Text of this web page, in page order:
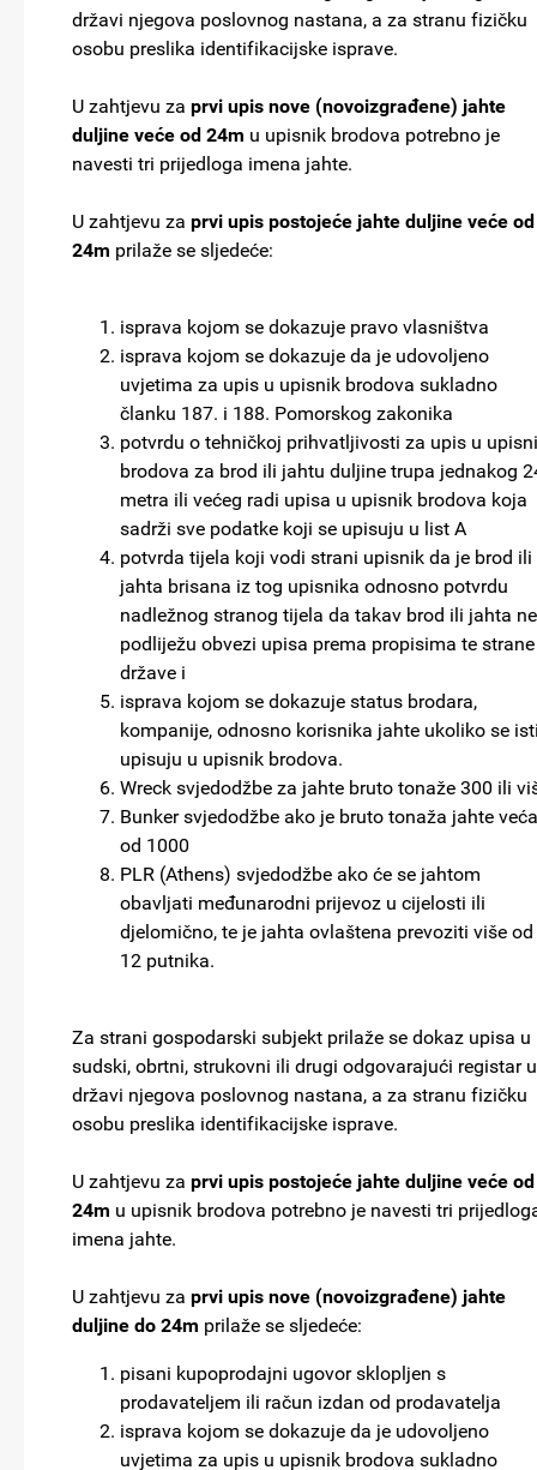
državi njegova poslovnog nastana, a za stranu fizičku
osobu preslika identifikacijske isprave.
U zahtjevu za prvi upis nove (novoizgrađene) jahte
duljine veće od 24m u upisnik brodova potrebno je
navesti tri prijedloga imena jahte.
U zahtjevu za prvi upis postojeće jahte duljine veće od
24m prilaže se sljedeće:
isprava kojom se dokazuje pravo vlasništva
isprava kojom se dokazuje da je udovoljeno
uvjetima za upis u upisnik brodova sukladno
članku 187. i 188. Pomorskog zakonika
potvrdu o tehničkoj prihvatljivosti za upis u
brodova za brod ili jahtu duljine trupa jednakog
metra ili većeg radi upisa u upisnik brodova koja
sadrži sve podatke koji se upisuju u list A
potvrda tijela koji vodi strani upisnik da je brod ili
jahta brisana iz tog upisnika odnosno potvrdu
nadležnog stranog tijela da takav brod ili jahta ne
podliježu obvezi upisa prema propisima te strane
države i
isprava kojom se dokazuje status brodara,
kompanije, odnosno korisnika jahte ukoliko se
upisuju u upisnik brodova.
Wreck svjedodžbe za jahte bruto tonaže 300 ili
Bunker svjedodžbe ako je bruto tonaža jahte veća
od 1000
PLR (Athens) svjedodžbe ako će se jahtom
obavljati međunarodni prijevoz u cijelosti ili
djelomično, te je jahta ovlaštena prevoziti više od
12 putnika.
Za strani gospodarski subjekt prilaže se dokaz upisa u
sudski, obrtni, strukovni ili drugi odgovarajući registar u
državi njegova poslovnog nastana, a za stranu fizičku
osobu preslika identifikacijske isprave.
U zahtjevu za prvi upis postojeće jahte duljine veće od
24m u upisnik brodova potrebno je navesti tri
imena jahte.
U zahtjevu za prvi upis nove (novoizgrađene) jahte
duljine do 24m prilaže se sljedeće:
pisani kupoprodajni ugovor sklopljen s
prodavateljem ili račun izdan od prodavatelja
isprava kojom se dokazuje da je udovoljeno
uvjetima za upis u upisnik brodova sukladno